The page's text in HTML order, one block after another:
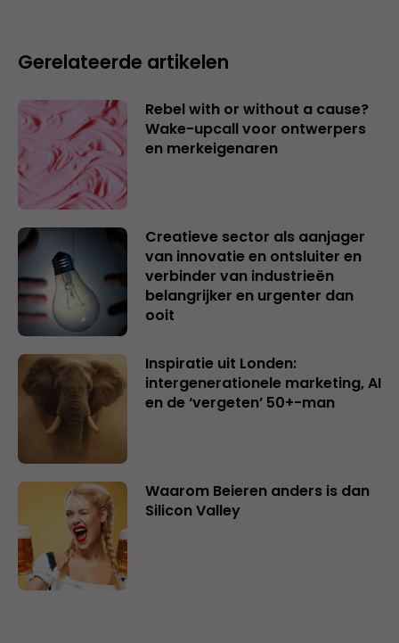
Gerelateerde artikelen
Rebel with or without a cause?
Wake-upcall voor ontwerpers
en merkeigenaren
Creatieve sector als aanjager
van innovatie en ontsluiter en
verbinder van industrieën
belangrijker en urgenter dan
ooit
Inspiratie uit Londen:
intergenerationele marketing, AI
en de ‘vergeten’ 50+-man
Waarom Beieren anders is dan
Silicon Valley